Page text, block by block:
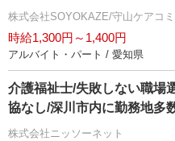
株式会社SOYOKAZE/守山ケアコ
時給1,300円～1,400円
アルバイト・パート / 愛知県
介護福祉士/失敗しない職場
協なし/深川市内に勤務地多
株式会社ニッソーネット